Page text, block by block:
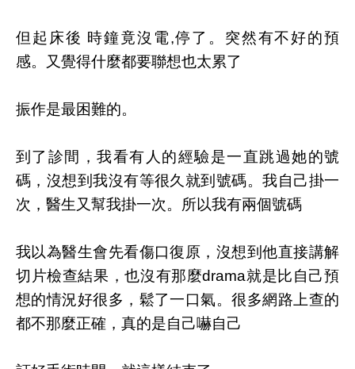
但起床後 時鐘竟沒電,停了。突然有不好的預
感。又覺得什麼都要聯想也太累了
振作是最困難的。
到了診間，我看有人的經驗是一直跳過她的號
碼，沒想到我沒有等很久就到號碼。我自己掛一
次，醫生又幫我掛一次。所以我有兩個號碼
我以為醫生會先看傷口復原，沒想到他直接講解
切片檢查結果，也沒有那麼drama就是比自己預
想的情況好很多，鬆了一口氣。很多網路上查的
都不那麼正確，真的是自己嚇自己